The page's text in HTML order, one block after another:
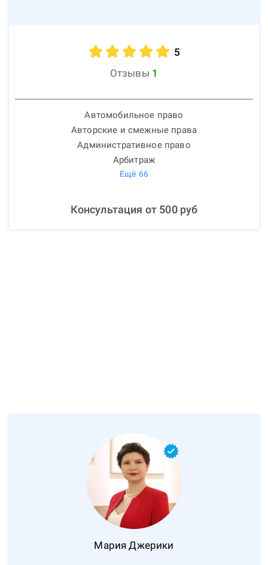
5
Отзывы 1
Автомобильное право
Авторские и смежные права
Административное право
Арбитраж
Ещё 66
Консультация от 500руб
Мария Джерики